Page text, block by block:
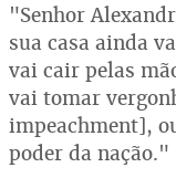
"Senhor
sua casa ainda
vai cair pelas
vai tomar
impeachment],
poder da nação."